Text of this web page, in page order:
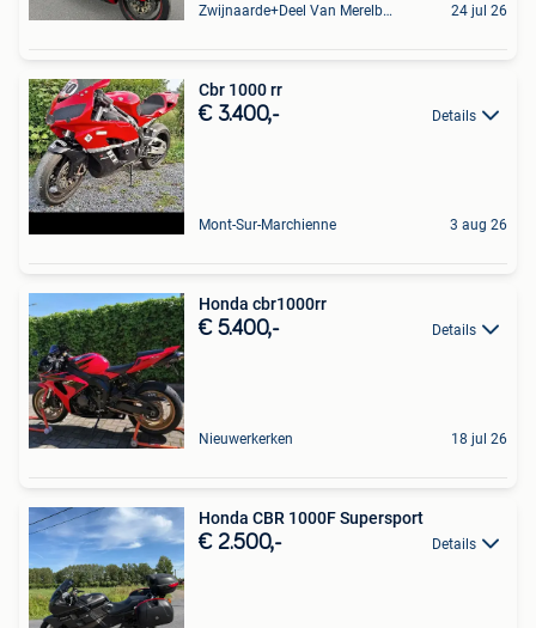
Zwijnaarde+Deel Van Merelbeke 24 jul 26
Cbr 1000 rr
€ 3.400,- Details
Mont-Sur-Marchienne 3 aug 26
Honda cbr1000rr
€ 5.400,- Details
Nieuwerkerken 18 jul 26
Honda CBR 1000F Supersport
€ 2.500,- Details